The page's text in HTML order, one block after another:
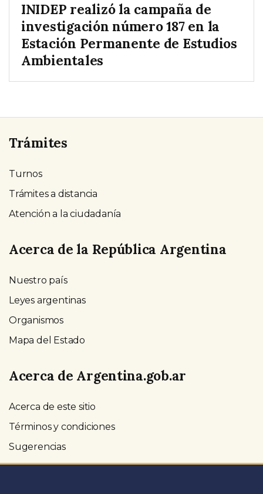
INIDEP realizó la campaña de
investigación número 187 en la
Estación Permanente de Estudios
Ambientales
Trámites
Turnos
Trámites a distancia
Atención a la ciudadanía
Acerca de la República Argentina
Nuestro país
Leyes argentinas
Organismos
Mapa del Estado
Acerca de Argentina.gob.ar
Acerca de este sitio
Términos y condiciones
Sugerencias